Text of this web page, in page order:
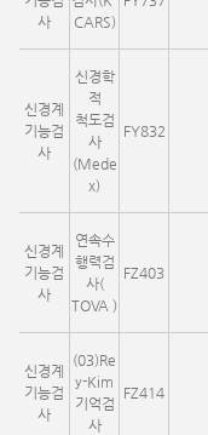
사
CARS)
신경계
기능검
사
신경학
적
척도검
사
(Mede
x)
FY832
신경계
기능검
사
연속수
행력검
사(
TOVA )
FZ403
신경계
기능검
사
(03)Re
y-Kim
기억검
사
FZ414